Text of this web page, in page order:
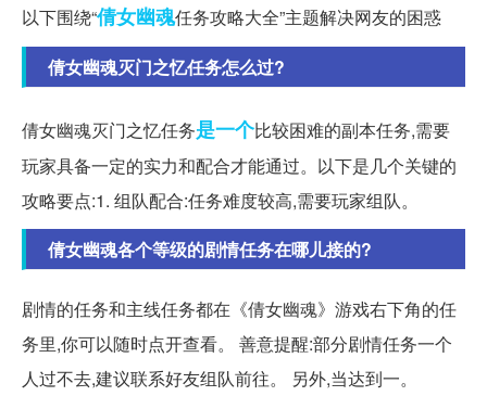
以下围绕“倩女幽魂任务攻略大全”主题解决网友的困惑
倩女幽魂灭门之忆任务怎么过?
倩女幽魂灭门之忆任务是一个比较困难的副本任务,需要
玩家具备一定的实力和配合才能通过。以下是几个关键的
攻略要点:1. 组队配合:任务难度较高,需要玩家组队。
倩女幽魂各个等级的剧情任务在哪儿接的?
剧情的任务和主线任务都在《倩女幽魂》游戏右下角的任
务里,你可以随时点开查看。 善意提醒:部分剧情任务一个
人过不去,建议联系好友组队前往。 另外,当达到一。